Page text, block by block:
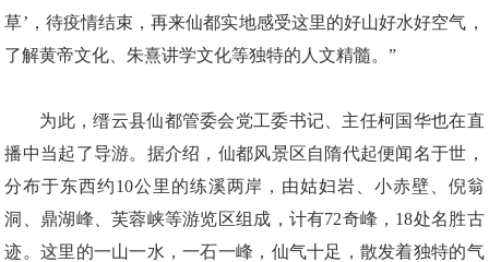
草’，待疫情结束，再来仙都实地感受这里的好山好水好空气，
了解黄帝文化、朱熹讲学文化等独特的人文精髓。”
为此，缙云县仙都管委会党工委书记、主任柯国华也在直
播中当起了导游。据介绍，仙都风景区自隋代起便闻名于世，
分布于东西约10公里的练溪两岸，由姑妇岩、小赤壁、倪翁
洞、鼎湖峰、芙蓉峡等游览区组成，计有72奇峰，18处名胜古
迹。这里的一山一水，一石一峰，仙气十足，散发着独特的气